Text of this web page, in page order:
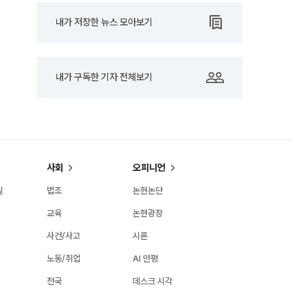
내가 저장한 뉴스 모아보기
내가 구독한 기자 전체보기
사회
법조
교육
사건/사고
노동/취업
전국
오피니언
논현논단
논현광장
시론
AI 만평
데스크 시각